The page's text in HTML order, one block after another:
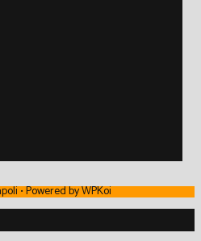
• Powered byWPKoi